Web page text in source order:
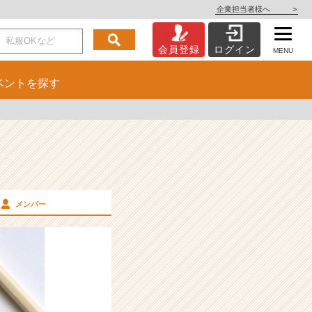
企業担当者様へ >
会員登録 ログイン MENU
ント を探す
メンバー